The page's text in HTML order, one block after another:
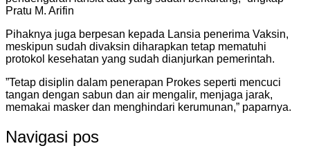
Pratu M. Arifin
Pihaknya juga berpesan kepada Lansia penerima Vaksin,
meskipun sudah divaksin diharapkan tetap mematuhi
protokol kesehatan yang sudah dianjurkan pemerintah.
”Tetap disiplin dalam penerapan Prokes seperti mencuci
tangan dengan sabun dan air mengalir, menjaga jarak,
memakai masker dan menghindari kerumunan,” paparnya.
Navigasi pos